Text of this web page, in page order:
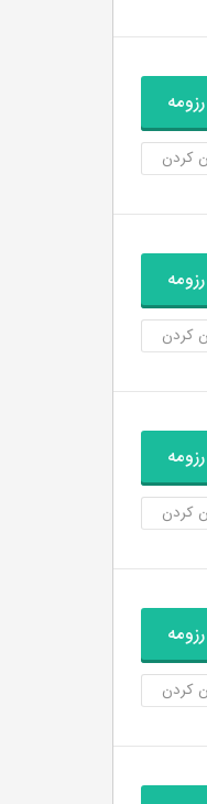
کردن
کردن
کردن
کردن